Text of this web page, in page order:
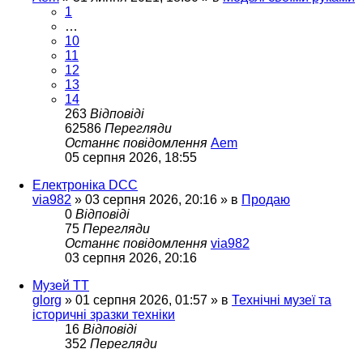
1
…
10
11
12
13
14
263 Відповіді
62586 Перегляди
Останнє повідомлення Aem
05 серпня 2026, 18:55
Електроніка DCC
via982 » 03 серпня 2026, 20:16 » в Продаю
0 Відповіді
75 Перегляди
Останнє повідомлення via982
03 серпня 2026, 20:16
Музей ТТ
glorg » 01 серпня 2026, 01:57 » в Технічні музеї та
історичні зразки техніки
16 Відповіді
352 Перегляди